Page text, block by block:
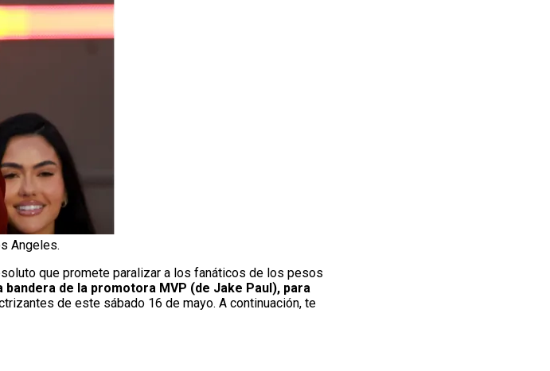
Angeles.
que promete paralizar a los fanáticos de los pesos
de la promotora MVP (de Jake Paul), para
de este sábado 16 de mayo. A continuación, te